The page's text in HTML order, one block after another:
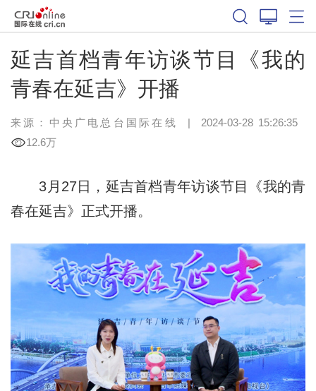
延吉首档青年访谈节目《我的
青春在延吉》开播
来源：中央广电总台国际在线 | 2024-03-28 15:26:35
12.6万
3月27日，延吉首档青年访谈节目《我的青
春在延吉》正式开播。